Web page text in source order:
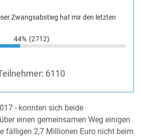
Zwangsabstieg hat mir den letzten
44% (2712)
6110
- konnten sich beide
einen gemeinsamen Weg einigen
fälligen 2,7 Millionen Euro nicht beim